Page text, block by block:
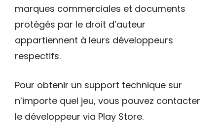
marques commerciales et documents
protégés par le droit d’auteur
appartiennent à leurs développeurs
respectifs.
Pour obtenir un support technique sur
n’importe quel jeu, vous pouvez contacter
le développeur via Play Store.